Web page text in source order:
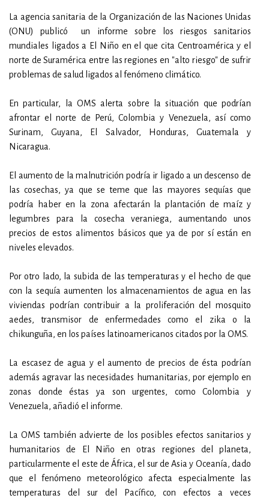
La agencia sanitaria de la Organización de las Naciones Unidas
(ONU) publicó un informe sobre los riesgos sanitarios
mundiales ligados a El Niño en el que cita Centroamérica y el
norte de Suramérica entre las regiones en "alto riesgo" de sufrir
problemas de salud ligados al fenómeno climático.
En particular, la OMS alerta sobre la situación que podrían
afrontar el norte de Perú, Colombia y Venezuela, así como
Surinam, Guyana, El Salvador, Honduras, Guatemala y
Nicaragua.
El aumento de la malnutrición podría ir ligado a un descenso de
las cosechas, ya que se teme que las mayores sequías que
podría haber en la zona afectarán la plantación de maíz y
legumbres para la cosecha veraniega, aumentando unos
precios de estos alimentos básicos que ya de por sí están en
niveles elevados.
Por otro lado, la subida de las temperaturas y el hecho de que
con la sequía aumenten los almacenamientos de agua en las
viviendas podrían contribuir a la proliferación del mosquito
aedes, transmisor de enfermedades como el zika o la
chikunguña, en los países latinoamericanos citados por la OMS.
La escasez de agua y el aumento de precios de ésta podrían
además agravar las necesidades humanitarias, por ejemplo en
zonas donde éstas ya son urgentes, como Colombia y
Venezuela, añadió el informe.
La OMS también advierte de los posibles efectos sanitarios y
humanitarios de El Niño en otras regiones del planeta,
particularmente el este de África, el sur de Asia y Oceanía, dado
que el fenómeno meteorológico afecta especialmente las
temperaturas del sur del Pacífico, con efectos a veces